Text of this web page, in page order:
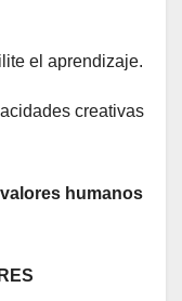
el aprendizaje.
creativas
valores humanos